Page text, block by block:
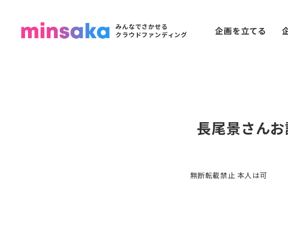
みんなでさかせる
クラウドファンディング
企画を立てる
長尾景さん
無断転載禁止 本人は可